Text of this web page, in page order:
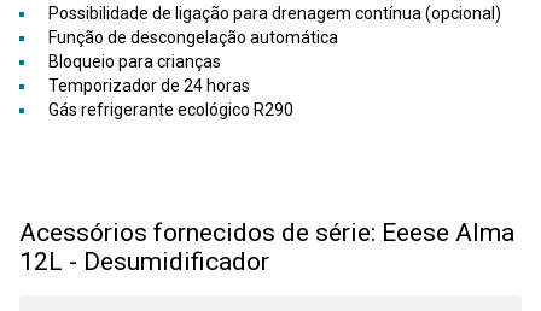
Possibilidade de ligação para drenagem contínua (opcional)
Função de descongelação automática
Bloqueio para crianças
Temporizador de 24 horas
Gás refrigerante ecológico R290
Acessórios fornecidos de série: Eeese Alma
12L - Desumidificador